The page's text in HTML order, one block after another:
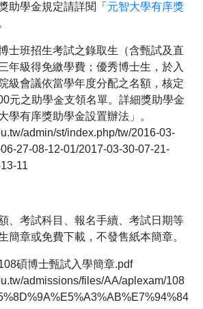
助學金規定請詳閱「 元智大學有庠獎
士班招生考試之錄取生（含甄試及直
年級得免繳學費；優秀博士生，於入
級會議依當學年度分配之名額，核定
元之助學金支領名單。詳細獎助學金
學有庠獎助學金設置辦法」。
admin/st/index.php/tw/2016-03-
27-08-12-01/2017-03-30-07-21-
11
、考試科目、報名手續、考試日期等
簡章或免費下載，不發售紙本簡章。
碩博士甄試入學簡章.pdf
admissions/files/AA/aplexam/108